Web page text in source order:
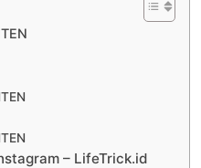
– LifeTrick.id